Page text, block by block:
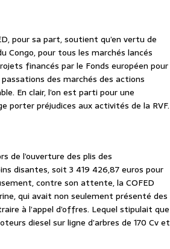
pour sa part, soutient qu’en vertu de
Congo, pour tous les marchés lancés
financés par le Fonds européen pour
des marchés des actions
En clair, l’on est parti pour une
porter préjudices aux activités de la RVF.
de l’ouverture des plis des
disantes, soit 3 419 426,87 euros pour
contre son attente, la COFED
qui avait non seulement présenté des
à l’appel d’offres. Lequel stipulait que
diesel sur ligne d’arbres de 170 Cv et